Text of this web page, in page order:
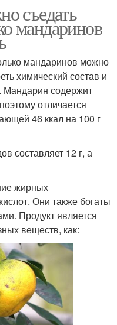
съедать
мандаринов
мандаринов можно
химический состав и
Мандарин содержит
отличается
46 ккал на 100 г
составляет 12 г, а
жирных
Они также богаты
Продукт является
веществ, как: